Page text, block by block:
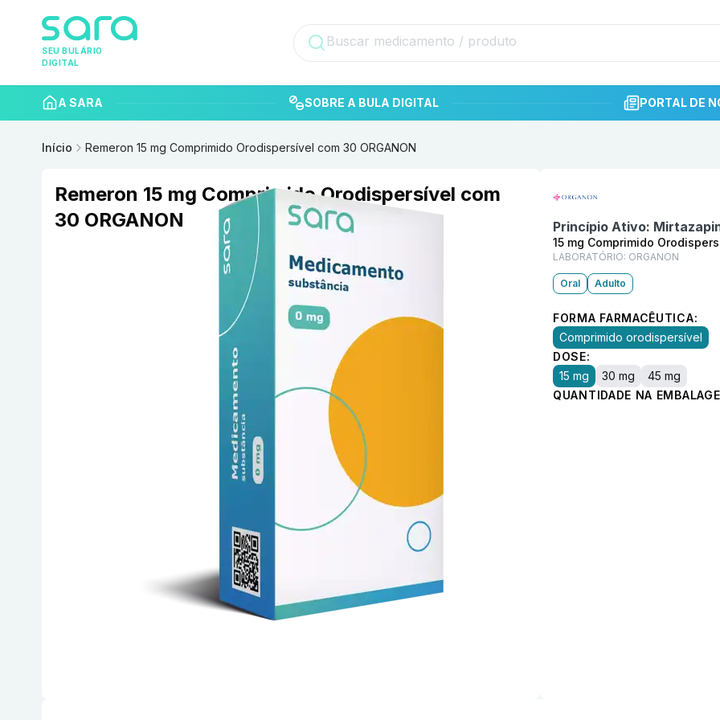
SEU BULÁRIO
DIGITAL
A SARA SOBRE A BULA DIGITAL PORTAL DE
Início Remeron 15 mg Comprimido Orodispersível com 30 ORGANON
Remeron 15 mg Comprimido Orodispersível com
30 ORGANON
Princípio Ativo:
15 mg Comprimido
LABORATÓRIO: ORGANON
Oral Adulto
FORMA FARMACÊUTICA:
Comprimido orodispersível
DOSE:
15 mg
30 mg
45 mg
QUANTIDADE NA